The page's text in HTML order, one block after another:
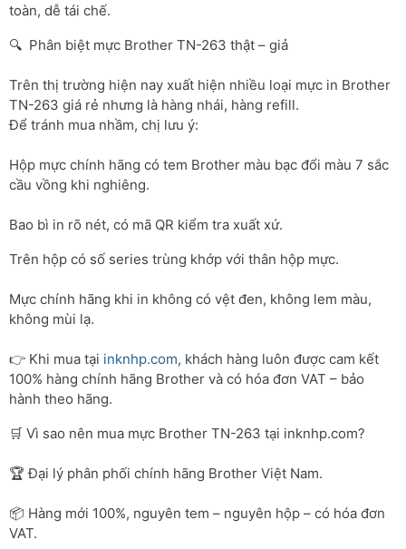
toàn, dễ tái chế.
🔍 Phân biệt mực Brother TN-263 thật – giả
Trên thị trường hiện nay xuất hiện nhiều loại mực in Brother
TN-263 giá rẻ nhưng là hàng nhái, hàng refill.
Để tránh mua nhầm, chị lưu ý:
Hộp mực chính hãng có tem Brother màu bạc đổi màu 7 sắc
cầu vồng khi nghiêng.
Bao bì in rõ nét, có mã QR kiểm tra xuất xứ.
Trên hộp có số series trùng khớp với thân hộp mực.
Mực chính hãng khi in không có vệt đen, không lem màu,
không mùi lạ.
👉 Khi mua tại inknhp.com, khách hàng luôn được cam kết
100% hàng chính hãng Brother và có hóa đơn VAT – bảo
hành theo hãng.
🛒 Vì sao nên mua mực Brother TN-263 tại inknhp.com?
🏆 Đại lý phân phối chính hãng Brother Việt Nam.
📦 Hàng mới 100%, nguyên tem – nguyên hộp – có hóa đơn
VAT.